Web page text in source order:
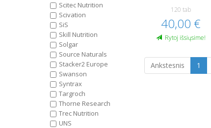
Scitec Nutrition
Scivation
SiS
Skill Nutrition
Solgar
Source Naturals
Stacker2 Europe
Swanson
Syntrax
Targroch
Thorne Research
Trec Nutrition
UNS
120 tab
40,00 €
Rytoj išsiųsime!
Ankstesnis 1